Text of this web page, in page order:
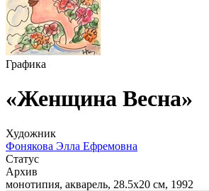
Графика
«Женщина Весна»
Художник
Фонякова Элла Ефремовна
Статус
Архив
монотипия, акварель, 28.5х20 см, 1992